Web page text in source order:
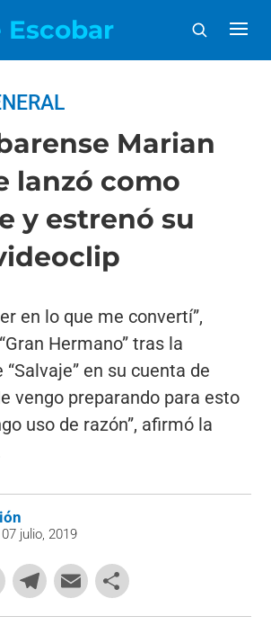
Escobar
Marian
lanzó como
y estrenó su
en lo que me convertí”,
Hermano” tras la
en su cuenta de
vengo preparando para esto
uso de razón”, afirmó la
julio, 2019
W
h
T
el
E
m o